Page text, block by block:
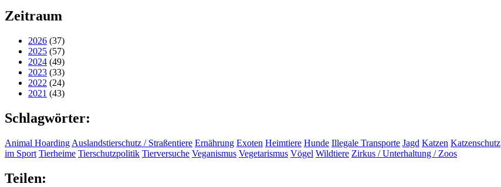
Zeitraum
2026 (37)
2025 (57)
2024 (49)
2023 (33)
2022 (24)
2021 (43)
Schlagwörter:
Animal Hoarding Auslandstierschutz / Straßentiere Ernährung Exoten Heimtiere Hunde Illegale Transporte Jagd Katzen Katzenschutz
im Sport Tierheime Tierschutzpolitik Tierversuche Veganismus Vegetarismus Vögel Wildtiere Zirkus / Unterhaltung / Zoos
Teilen: